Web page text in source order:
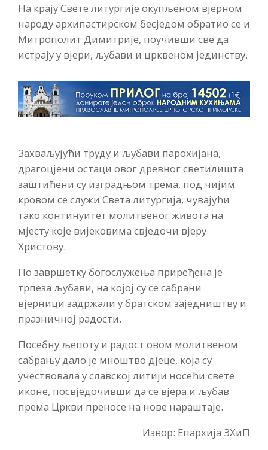
На крају Свете литургије окупљеном вјерном
народу архипастирском бесједом обратио се и
Митрополит Димитрије, поучивши све да
истрају у вјери, љубави и црквеном јединству.
Захваљујући труду и љубави парохијана,
драгоцјени остаци овог древног светилишта
заштићени су изградњом трема, под чијим
кровом се служи Света литургија, чувајући
тако континуитет молитвеног живота на
мјесту које вијековима свједочи вјеру
Христову.
По завршетку богослужења приређена је
трпеза љубави, на којој су се сабрани
вјерници задржали у братском заједништву и
празничној радости.
Посебну љепоту и радост овом молитвеном
сабрању дало је мноштво дјеце, која су
учествовала у славској литији носећи свете
иконе, посвједочивши да се вјера и љубав
према Цркви преносе на нове нараштаје.
Извор: Епархија ЗХиП